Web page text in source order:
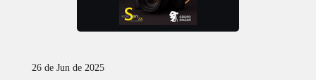
26 de Jun de 2025